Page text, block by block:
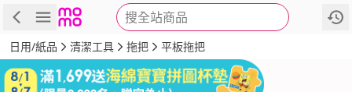
搜全站商品
商品 評價 詳情
日用/紙品 清潔工具 拖把 平板拖把